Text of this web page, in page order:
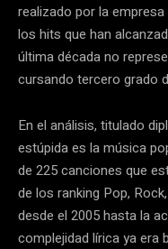
realizado por la
los hits que han
última década no
cursando tercero grado
En el análisis, titulado
estúpida es la música
de 225 canciones que
de los ranking Pop,
desde el 2005 hasta la
complejidad lírica ya era